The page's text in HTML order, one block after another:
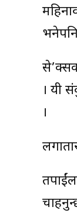
। यी
।